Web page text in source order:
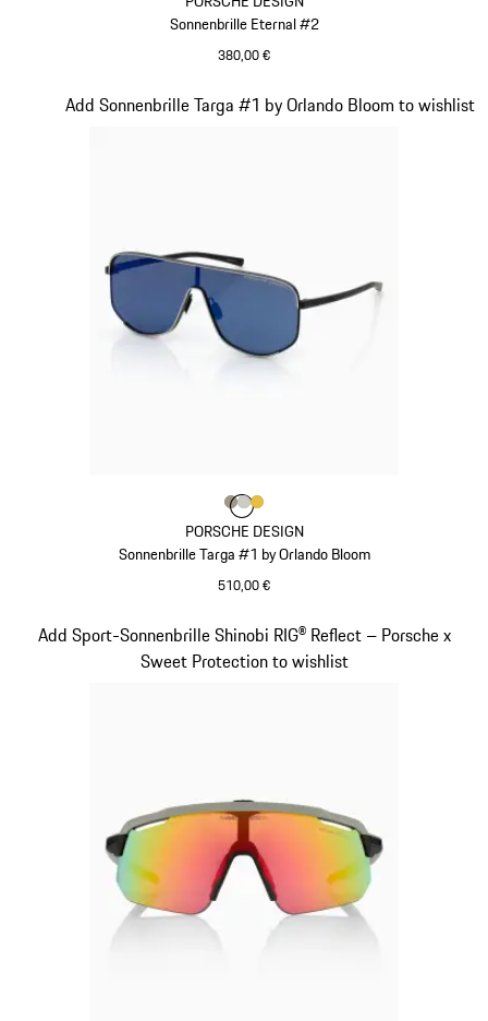
Sonnenbrille Eternal #2
380,00 €
PORSCHE DESIGN
Sonnenbrille Targa #1 by Orlando Bloom
510,00 €
Add Sonnenbrille Targa #1 by Orlando Bloom to wishlist
Slide 4 von 21
Farbe
Farbe
FarbeFarbe
Add Sport-Sonnenbrille Shinobi RIG® Reflect – Porsche x
Sweet Protection to wishlist
Slide 5 von 21